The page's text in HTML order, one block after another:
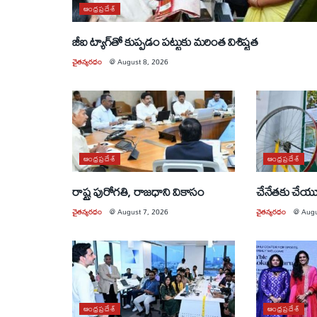
ఆంధ్రప్రదేశ్
జీఐ ట్యాగ్‌తో కుప్పడం పట్టుకు మరింత విశిష్టత
చైతన్యరధం @August 8, 2026
ఆంధ్రప్రదేశ్
రాష్ట్ర పురోగతి, రాజధాని వికాసం
చైతన్యరధం @August 7, 2026
ఆంధ్రప్రదేశ్
చేనేతకు
చైతన్యరధం @
ఆంధ్రప్రదేశ్ ఆంధ్రప్రదేశ్